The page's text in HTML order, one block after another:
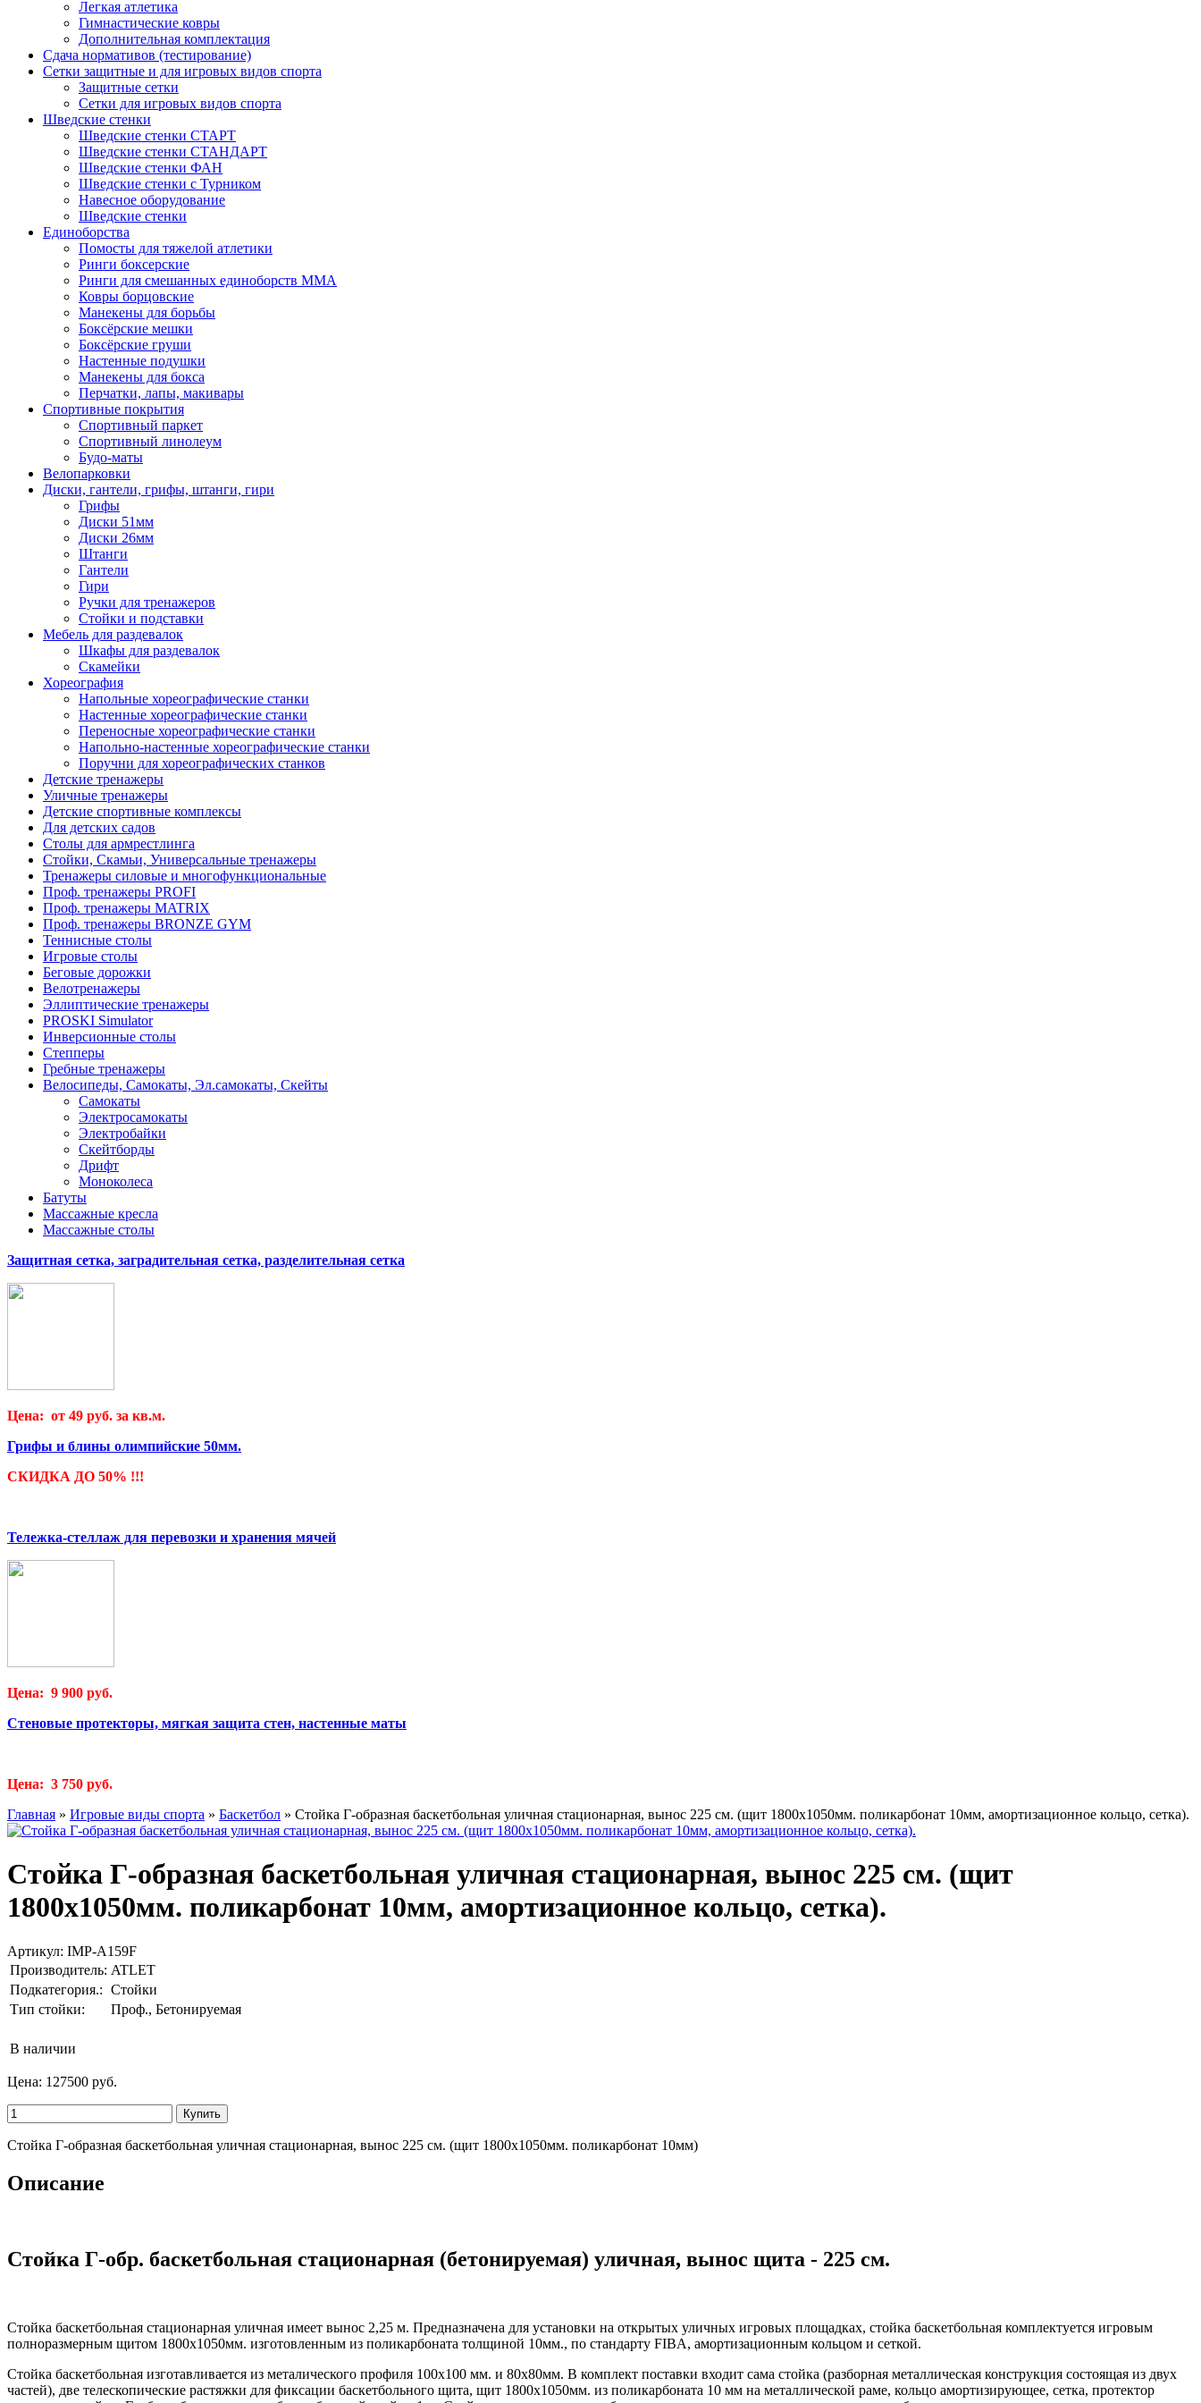
Легкая атлетика
Гимнастические ковры
Дополнительная комплектация
Сдача нормативов (тестирование)
Сетки защитные и для игровых видов спорта
Защитные сетки
Сетки для игровых видов спорта
Шведские стенки
Шведские стенки СТАРТ
Шведские стенки СТАНДАРТ
Шведские стенки ФАН
Шведские стенки с Турником
Навесное оборудование
Шведские стенки
Единоборства
Помосты для тяжелой атлетики
Ринги боксерские
Ринги для смешанных единоборств ММА
Ковры борцовские
Манекены для борьбы
Боксёрские мешки
Боксёрские груши
Настенные подушки
Манекены для бокса
Перчатки, лапы, макивары
Спортивные покрытия
Спортивный паркет
Спортивный линолеум
Будо-маты
Велопарковки
Диски, гантели, грифы, штанги, гири
Грифы
Диски 51мм
Диски 26мм
Штанги
Гантели
Гири
Ручки для тренажеров
Стойки и подставки
Мебель для раздевалок
Шкафы для раздевалок
Скамейки
Хореография
Напольные хореографические станки
Настенные хореографические станки
Переносные хореографические станки
Напольно-настенные хореографические станки
Поручни для хореографических станков
Детские тренажеры
Уличные тренажеры
Детские спортивные комплексы
Для детских садов
Столы для армрестлинга
Стойки, Скамьи, Универсальные тренажеры
Тренажеры силовые и многофункциональные
Проф. тренажеры PROFI
Проф. тренажеры MATRIX
Проф. тренажеры BRONZE GYM
Теннисные столы
Игровые столы
Беговые дорожки
Велотренажеры
Эллиптические тренажеры
PROSKI Simulator
Инверсионные столы
Степперы
Гребные тренажеры
Велосипеды, Самокаты, Эл.самокаты, Скейты
Самокаты
Электросамокаты
Электробайки
Скейтборды
Дрифт
Моноколеса
Батуты
Массажные кресла
Массажные столы
Защитная сетка, заградительная сетка, разделительная сетка
Цена: от 49 руб. за кв.м.
Грифы и блины олимпийские 50мм.
СКИДКА ДО 50% !!!
Тележка-стеллаж для перевозки и хранения мячей
Цена: 9 900 руб.
Стеновые протекторы, мягкая защита стен, настенные маты
Цена: 3 750 руб.
Главная » Игровые виды спорта » Баскетбол » Стойка Г-образная баскетбольная уличная стационарная, вынос 225 см. (щит 1800х1050мм. поликарбонат 10мм, амортизационное кольцо, сетка).
Стойка Г-образная баскетбольная уличная стационарная, вынос 225 см. (щит
1800х1050мм. поликарбонат 10мм, амортизационное кольцо, сетка).
Артикул: IMP-A159F
Производитель: ATLET
Подкатегория.: Стойки
Тип стойки:
Проф., Бетонируемая
В наличии
Цена: 127500 руб.
Стойка Г-образная баскетбольная уличная стационарная, вынос 225 см. (щит 1800х1050мм. поликарбонат 10мм)
Описание
Стойка Г-обр. баскетбольная стационарная (бетонируемая) уличная, вынос щита - 225 см.
Стойка баскетбольная стационарная уличная имеет вынос 2,25 м. Предназначена для установки на открытых уличных игровых площадках, стойка баскетбольная комплектуется игровым
полноразмерным щитом 1800х1050мм. изготовленным из поликарбоната толщиной 10мм., по стандарту FIBA, амортизационным кольцом и сеткой.
Стойка баскетбольная изготавливается из металического профиля 100х100 мм. и 80х80мм. В комплект поставки входит сама стойка (разборная металлическая конструкция состоящая из двух
частей), две телескопические растяжки для фиксации баскетбольного щита, щит 1800х1050мм. из поликарбоната 10 мм на металлической раме, кольцо амортизирующее, сетка, протектор